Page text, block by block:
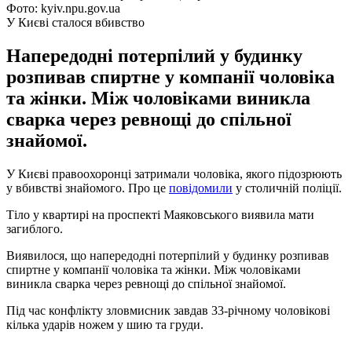
Фото: kyiv.npu.gov.ua
У Києві сталося вбивство
Напередодні потерпілий у будинку
розпивав спиртне у компанії чоловіка
та жінки. Між чоловіками виникла
сварка через ревнощі до спільної
знайомої.
У Києві правоохоронці затримали чоловіка, якого підозрюють
у вбивстві знайомого. Про це повідомили у столичній поліції.
Тіло у квартирі на проспекті Маяковського виявила мати
загиблого.
Виявилося, що напередодні потерпілий у будинку розпивав
спиртне у компанії чоловіка та жінки. Між чоловіками
виникла сварка через ревнощі до спільної знайомої.
Під час конфлікту зловмисник завдав 33-річному чоловікові
кілька ударів ножем у шию та груди.